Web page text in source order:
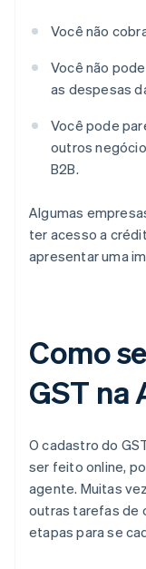
Você não
Você não
as despesas
Você pode
outros
B2B.
Algumas
ter acesso a
apresentar uma
Como
GST na
O cadastro do
ser feito online,
agente. Muitas
outras tarefas de
etapas para se